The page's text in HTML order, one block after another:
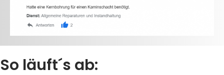
So läuft´s ab: